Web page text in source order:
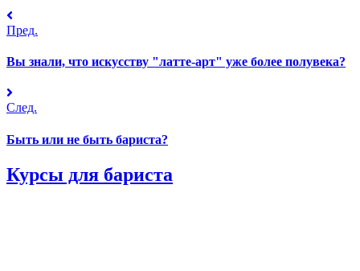
Пред.
Вы знали, что искусству "латте-арт" уже более полувека?
След.
Быть или не быть бариста?
Курсы для бариста